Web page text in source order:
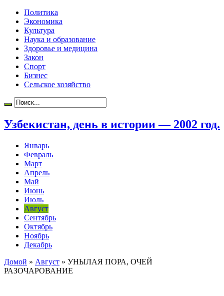
Политика
Экономика
Культура
Наука и образование
Здоровье и медицина
Закон
Спорт
Бизнес
Сельское хозяйство
Узбекистан, день в истории — 2002 год.
Январь
Февраль
Март
Апрель
Май
Июнь
Июль
Август
Сентябрь
Октябрь
Ноябрь
Декабрь
Домой » Август » УНЫЛАЯ ПОРА, ОЧЕЙ
РАЗОЧАРОВАНИЕ